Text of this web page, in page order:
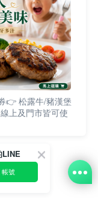
👉 松露牛/豬漢堡
上及門市皆可使
LINE
帳號